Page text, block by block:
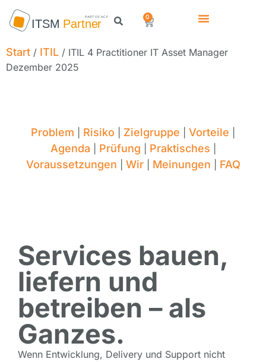
0
Start / ITIL / ITIL 4 Practitioner IT Asset Manager
Dezember 2025
Problem Risiko Zielgruppe Vorteile
Agenda Prüfung Praktisches
Voraussetzungen Wir| Meinungen FAQ
Services bauen,
liefern und
betreiben – als
Ganzes.
Wenn Entwicklung, Delivery und Support nicht